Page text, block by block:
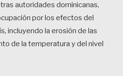
autoridades dominicanas,
por los efectos del
incluyendo la erosión de las
de la temperatura y del nivel